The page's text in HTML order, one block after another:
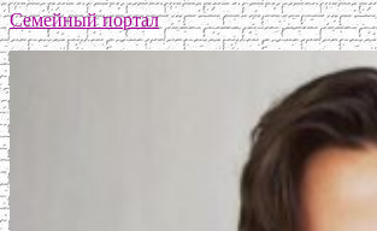
Семейный портал